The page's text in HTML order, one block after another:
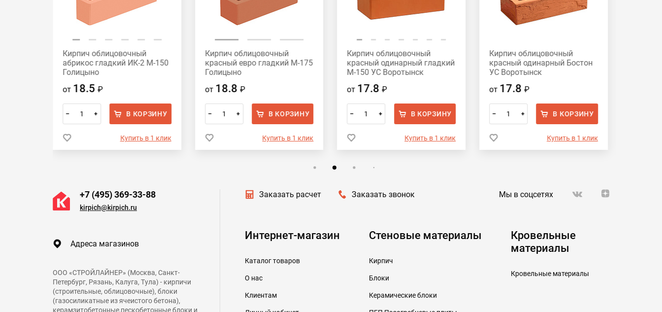
Кирпич облицовочный
абрикос гладкий ИК-2 М-150
Голицыно
от 18.5 ₽
– + В КОРЗИНУ
Купить в 1 клик
Кирпич облицовочный
красный евро гладкий М-175
Голицыно
от 18.8 ₽
– + В КОРЗИНУ
Купить в 1 клик
Кирпич облицовочный
красный одинарный гладкий
М-150 УС Воротынск
от 17.8₽
– + В КОРЗИНУ
Купить в 1 клик
Кирпич облицовочный
красный одинарный Бостон
УС Воротынск
от 17.8₽
– + В КОРЗИНУ
Купить в 1 клик
+7 (495) 369-33-88
kirpich@kirpich.ru
Адреса магазинов
ООО «СТРОЙЛАЙНЕР» (Москва, Санкт-
Петербург, Рязань, Калуга, Тула) - кирпичи
(строительные, облицовочные), блоки
(газосиликатные из ячеистого бетона),
керамзитобетонные,пескобетонные блоки и
Заказать расчет Заказать звонок Мы в соцсетях
Интернет-магазин
Каталог товаров
О нас
Клиентам
Стеновые материалы
Кирпич
Блоки
Керамические блоки
Кровельные
материалы
Кровельные материалы